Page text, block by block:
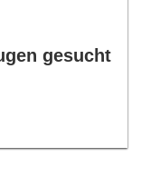
gesucht